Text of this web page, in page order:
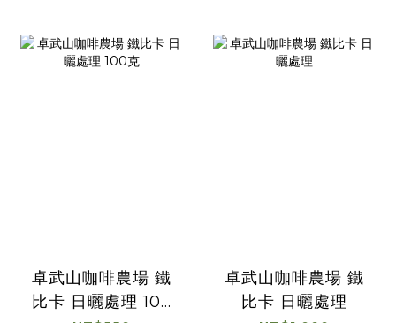
卓武山咖啡農場 鐵
比卡 日曬處理 100
卓武山咖啡農場 鐵
比卡 日曬處理